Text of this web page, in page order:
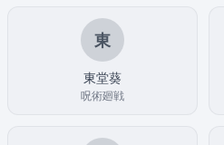
東
東堂葵
呪術廻戦